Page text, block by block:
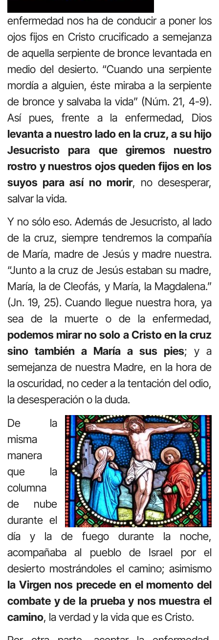
enfermedad nos ha de conducir a poner los
ojos fijos en Cristo crucificado a semejanza
de aquella serpiente de bronce levantada en
medio del desierto. “Cuando una serpiente
mordía a alguien, éste miraba a la serpiente
de bronce y salvaba la vida” (Núm. 21, 4-9).
Así pues, frente a la enfermedad, Dios
levanta a nuestro lado en la cruz, a su hijo
Jesucristo para que giremos nuestro
rostro y nuestros ojos queden fijos en los
suyos para así no morir, no desesperar,
salvar la vida.
Y no sólo eso. Además de Jesucristo, al lado
de la cruz, siempre tendremos la compañía
de María, madre de Jesús y madre nuestra.
“Junto a la cruz de Jesús estaban su madre,
María, la de Cleofás, y María, la Magdalena.”
(Jn. 19, 25). Cuando llegue nuestra hora, ya
sea de la muerte o de la enfermedad,
podemos mirar no solo a Cristo en la cruz
sino también a María a sus pies; y a
semejanza de nuestra Madre, en la hora de
la oscuridad, no ceder a la tentación del odio,
la desesperación o la duda.
De la
misma
manera
que la
columna
de nube
durante el
día y la de fuego durante la noche,
acompañaba al pueblo de Israel por el
desierto mostrándoles el camino; asimismo
la Virgen nos precede en el momento del
combate y de la prueba y nos muestra el
camino, la verdad y la vida que es Cristo.